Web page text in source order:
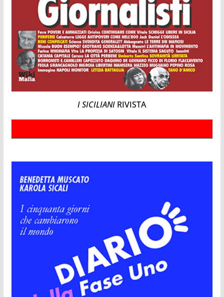
I SICILIANI RIVISTA